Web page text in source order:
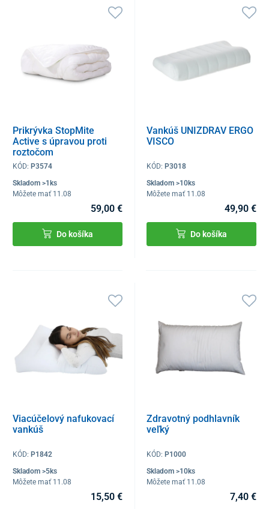
Prikrývka StopMite
Active s úpravou proti
roztočom
KÓD: P3574
Skladom >1ks
Môžete mať 11.08
59,00 €
Do košíka
Vankúš UNIZDRAV ERGO
VISCO
KÓD: P3018
Skladom >10ks
Môžete mať 11.08
49,90 €
Do košíka
Viacúčelový nafukovací
vankúš
KÓD: P1842
Skladom >5ks
Môžete mať 11.08
15,50 €
Zdravotný podhlavník
veľký
KÓD: P1000
Skladom >10ks
Môžete mať 11.08
7,40 €